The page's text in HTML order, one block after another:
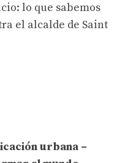
lo que sabemos
el alcalde de Saint
urbana –